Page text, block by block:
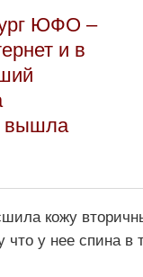
ЮФО –
и в
вышла
кожу
у нее спина в